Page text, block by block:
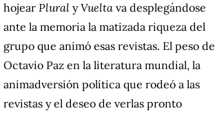
hojear Plural yVuelta va desplegándose
ante la memoria la matizada riqueza del
grupo que animó esas revistas. El peso de
Octavio Paz en la literatura mundial, la
animadversión política que rodeó a las
revistas y el deseo de verlas pronto